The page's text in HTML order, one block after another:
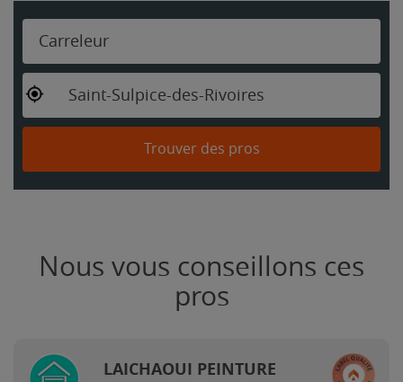
Carreleur
Saint-Sulpice-des-Rivoires
Trouver des pros
Nous vous conseillons ces
pros
LAICHAOUI PEINTURE